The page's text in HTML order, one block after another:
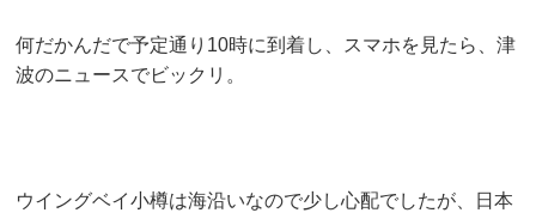
何だかんだで予定通り10時に到着し、スマホを見たら、津
波のニュースでビックリ。
ウイングベイ小樽は海沿いなので少し心配でしたが、日本